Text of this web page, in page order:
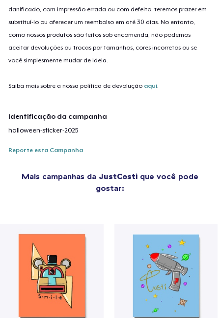
danificado, com impressão errada ou com defeito, teremos prazer em
substituí-lo ou oferecer um reembolso em até 30 dias. No entanto,
como nossos produtos são feitos sob encomenda, não podemos
aceitar devoluções ou trocas por tamanhos, cores incorretos ou se
você simplesmente mudar de ideia.
Saiba mais sobre a nossa política de devolução aqui
Identificação da campanha
halloween-sticker-2025
Reporte esta Campanha
Mais campanhas da JustCosti que você pode
gostar: